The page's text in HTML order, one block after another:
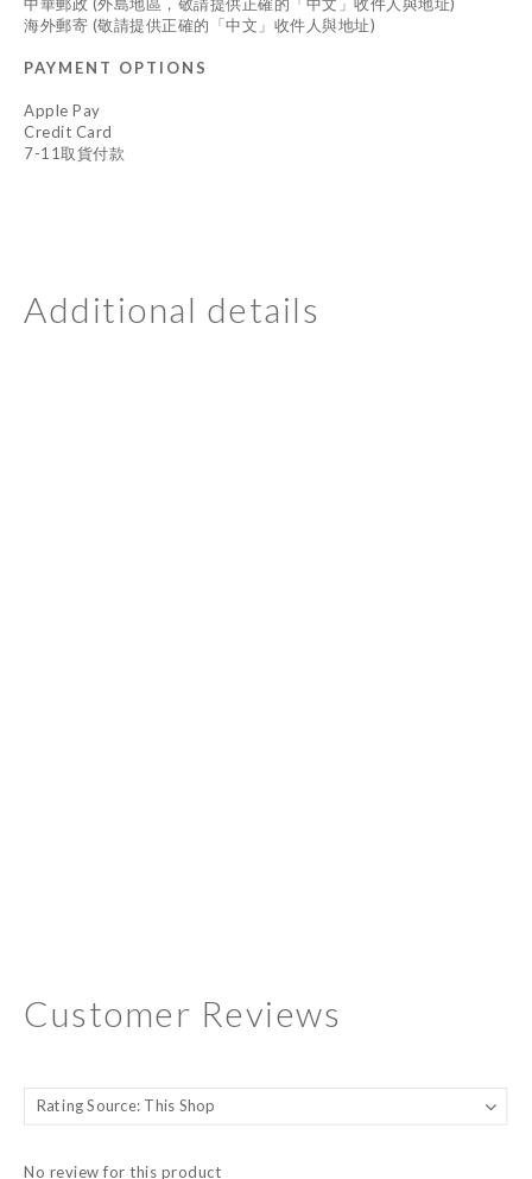
海外郵寄 (敬請提供正確的「中文」收件人與地址)
PAYMENT OPTIONS
Apple Pay
Credit Card
7-11取貨付款
Additional details
Customer Reviews
No review for this product